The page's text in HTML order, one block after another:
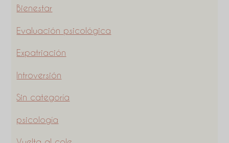
Bienestar
Evaluación psicológica
Expatriación
Introversión
Sin categoría
psicología